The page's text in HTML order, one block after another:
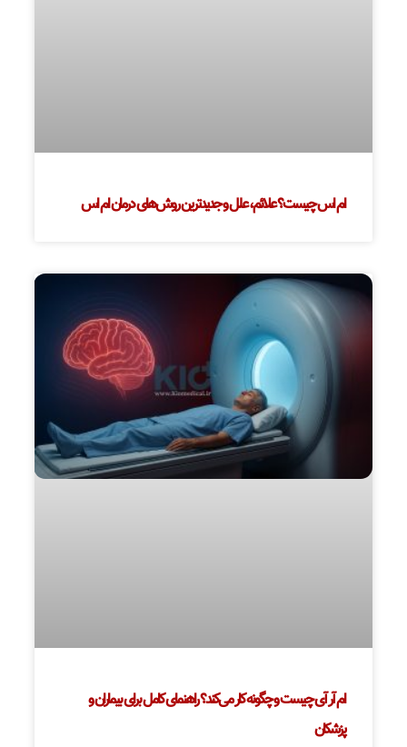
ام اس چیست؟ علائم، علل و جدیدترین روش‌های درمان ام اس
ام آر آی چیست و چگونه کار می‌کند؟ راهنمای کامل برای بیماران و
پزشکان